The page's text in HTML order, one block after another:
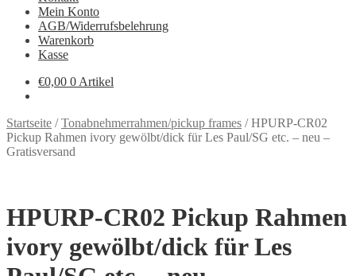
Mein Konto
AGB/Widerrufsbelehrung
Warenkorb
Kasse
€0,00 0 Artikel
Startseite /Tonabnehmerrahmen/pickup frames /HPURP-CR02
Pickup Rahmen ivory gewölbt/dick für Les Paul/SG etc. – neu –
Gratisversand
HPURP-CR02 Pickup Rahmen
ivory gewölbt/dick für Les